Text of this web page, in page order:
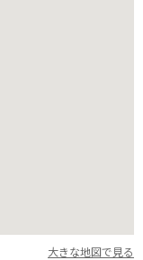
大きな地図で見る